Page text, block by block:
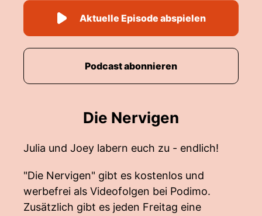
Die Nervigen
Julia und Joey labern euch zu - endlich!
"Die Nervigen" gibt es kostenlos und
werbefrei als Videofolgen bei Podimo.
Zusätzlich gibt es jeden Freitag eine
Aktuelle Episode abspielen
Podcast abonnieren